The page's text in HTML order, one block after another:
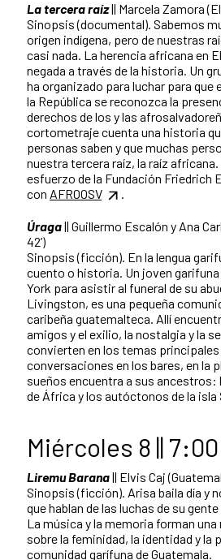
La tercera raíz|| Marcela Zamora
Sinopsis (documental). Sabemos
origen indígena, pero de nuestras
casi nada. La herencia africana en
negada a través de la historia. Un
ha organizado para luchar para que
la República se reconozca la
derechos de los y las
cortometraje cuenta una historia
personas saben y que muchas
nuestra tercera raíz, la raíz
esfuerzo de la Fundación Friedrich
con AFROOSV .
Úraga|| Guillermo Escalón y Ana
42’)
Sinopsis (ficción). En la lengua
cuento o historia. Un joven garifuna
York para asistir al funeral de su
Livingston, es una pequeña
caribeña guatemalteca. Allí
amigos y el exilio, la nostalgia y la
convierten en los temas principales
conversaciones en los bares, en la
sueños encuentra a sus ancestros:
de África y los autóctonos de la isla
Miércoles 8 ||
Liremu Barana|| Elvis Caj
Sinopsis (ficción). Arisa baila día y
que hablan de las luchas de su
La música y la memoria forman
sobre la feminidad, la identidad y la
comunidad garífuna de Guatemala.